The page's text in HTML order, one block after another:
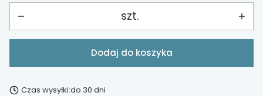
szt.
Dodaj do koszyka
Czas wysyłki:do 30 dni